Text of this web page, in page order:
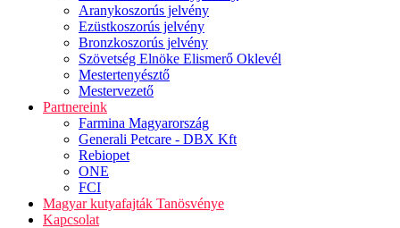
Aranykoszorús jelvény
Ezüstkoszorús jelvény
Bronzkoszorús jelvény
Szövetség Elnöke Elismerő Oklevél
Mestertenyésztő
Mestervezető
Partnereink
Farmina Magyarország
Generali Petcare - DBX Kft
Rebiopet
ONE
FCI
Magyar kutyafajták Tanösvénye
Kapcsolat